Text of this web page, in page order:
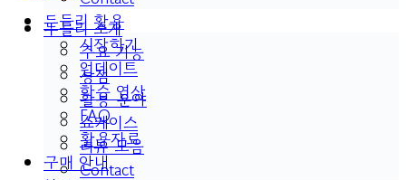
두들리 활용
시작하기
업데이트
학습 영상
FAQ
활용자료
구매 안내
두들리 소개
주요 기능
장점
활용 분야
쇼케이스
리뷰 모음
Contact